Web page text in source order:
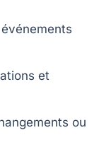
et
ou